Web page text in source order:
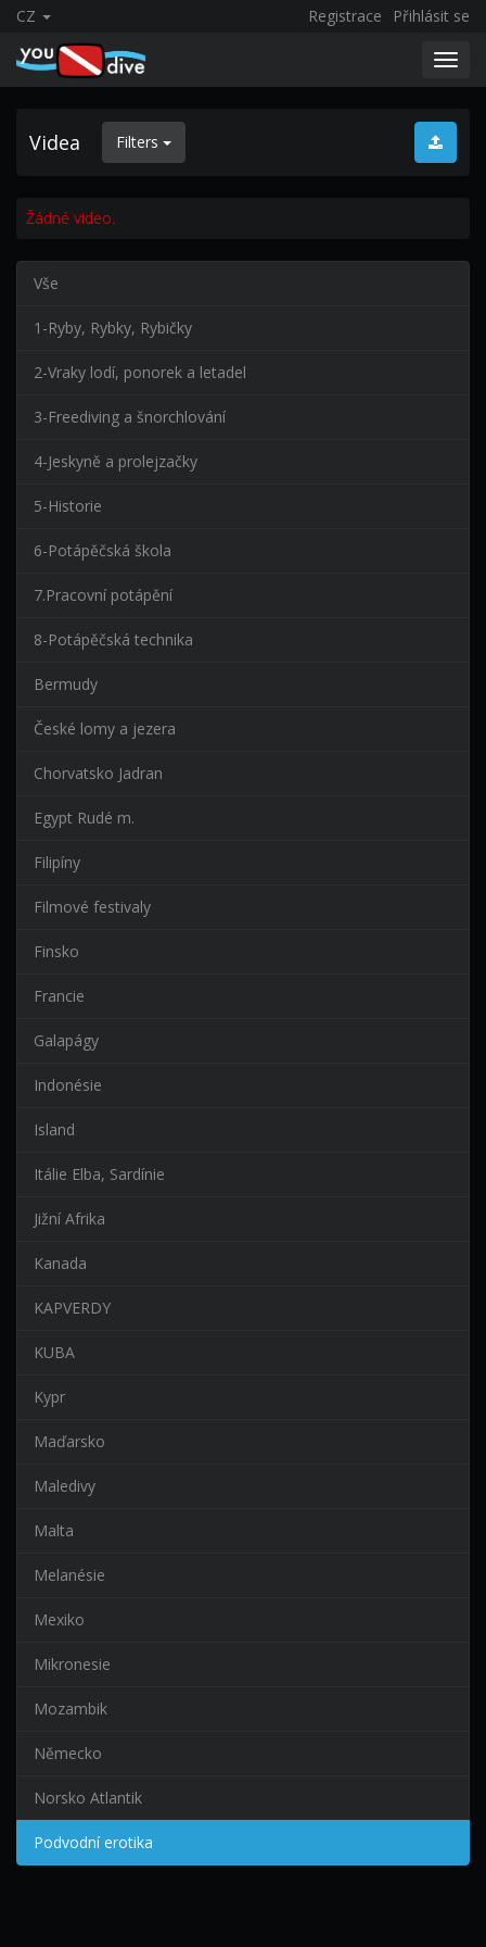
CZ Registrace Přihlásit se
Videa Filters
Žádné video.
Vše
1-Ryby, Rybky, Rybičky
2-Vraky lodí, ponorek a letadel
3-Freediving a šnorchlování
4-Jeskyně a prolejzačky
5-Historie
6-Potápěčská škola
7.Pracovní potápění
8-Potápěčská technika
Bermudy
České lomy a jezera
Chorvatsko Jadran
Egypt Rudé m.
Filipíny
Filmové festivaly
Finsko
Francie
Galapágy
Indonésie
Island
Itálie Elba, Sardínie
Jižní Afrika
Kanada
KAPVERDY
KUBA
Kypr
Maďarsko
Maledivy
Malta
Melanésie
Mexiko
Mikronesie
Mozambik
Německo
Norsko Atlantik
Podvodní erotika